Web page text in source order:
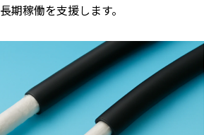
稼働を支援します。